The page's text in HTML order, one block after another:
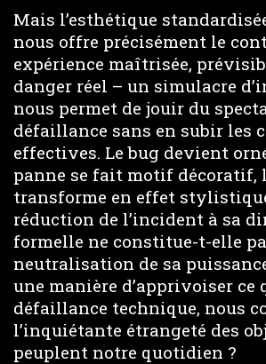
Mais l’esthétique
nous offre précisément le
expérience maîtrisée,
danger réel – un simulacre
nous permet de jouir du
défaillance sans en subir les
effectives. Le bug devient
panne se fait motif décoratif,
transforme en effet
réduction de l’incident à sa
formelle ne constitue-t-elle
neutralisation de sa
une manière d’apprivoiser ce
défaillance technique, nous
l’inquiétante étrangeté des
peuplent notre quotidien ?